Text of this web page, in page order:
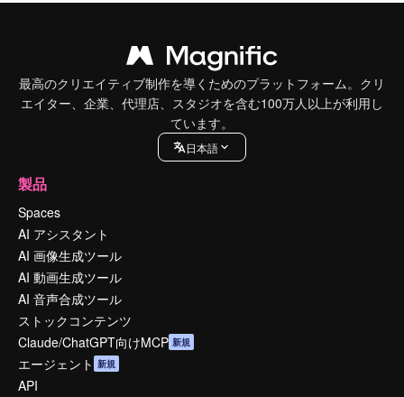
最高のクリエイティブ制作を導くためのプラットフォーム。クリ
エイター、企業、代理店、スタジオを含む100万人以上が利用し
ています。
日本語
製品
Spaces
AI アシスタント
AI 画像生成ツール
AI 動画生成ツール
AI 音声合成ツール
ストックコンテンツ
Claude/ChatGPT向けMCP 新規
エージェント 新規
API